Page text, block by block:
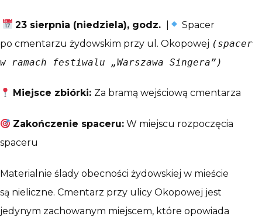
23 sierpnia (niedziela), godz.
Spacer
po cmentarzu żydowskim przy ul. Okopowej (spacer
w ramach festiwalu „Warszawa Singera”)
Miejsce zbiórki: Za bramą wejściową cmentarza
Zakończenie spaceru: W miejscu rozpoczęcia
spaceru
Materialnie ślady obecności żydowskiej w mieście
są nieliczne. Cmentarz przy ulicy Okopowej jest
jedynym zachowanym miejscem, które opowiada